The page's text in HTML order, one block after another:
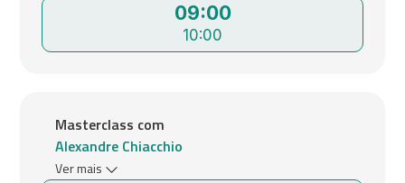
09:00
10:00
Masterclass com
Alexandre Chiacchio
Ver mais